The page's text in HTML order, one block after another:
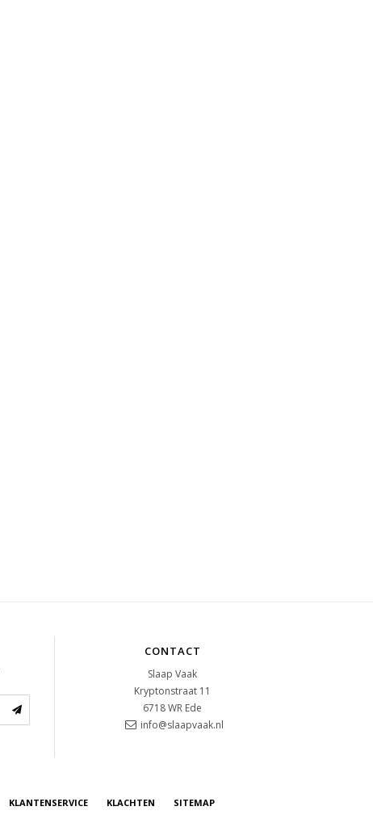
CONTACT
Slaap Vaak
Kryptonstraat 11
6718 WR Ede
info@slaapvaak.nl
KLANTENSERVICE KLACHTEN SITEMAP